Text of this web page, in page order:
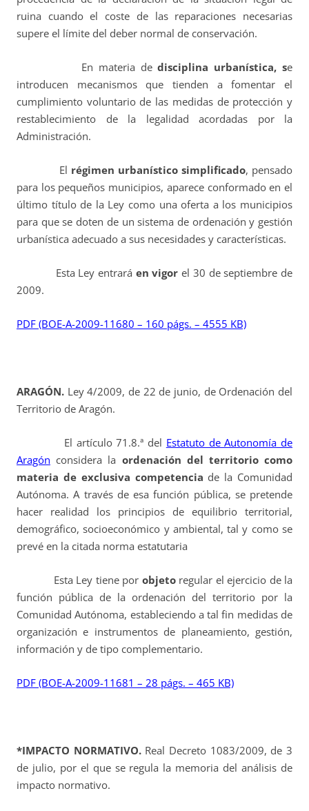
ruina cuando el coste de las reparaciones necesarias
supere el límite del deber normal de conservación.
En materia dedisciplina urbanística, se
introducen mecanismos que tienden a fomentar el
cumplimiento voluntario de las medidas de protección y
restablecimiento de la legalidad acordadas por la
Administración.
El régimen urbanístico simplificado, pensado
para los pequeños municipios, aparece conformado en el
último título de la Ley como una oferta a los municipios
para que se doten de un sistema de ordenación y gestión
urbanística adecuado a sus necesidades y características.
Esta Ley entrará en vigor el 30 de septiembre de
2009.
PDF (BOE-A-2009-11680 – 160 págs. – 4555 KB)
ARAGÓN. Ley 4/2009, de 22 de junio, de Ordenación del
Territorio de Aragón.
El artículo 71.8.ª del Estatuto de Autonomía de
Aragón considera la ordenación del territorio como
materia de exclusiva competencia de la Comunidad
Autónoma. A través de esa función pública, se pretende
hacer realidad los principios de equilibrio territorial,
demográfico, socioeconómico y ambiental, tal y como se
prevé en la citada norma estatutaria
Esta Ley tiene por objetoregular el ejercicio de la
función pública de la ordenación del territorio por la
Comunidad Autónoma, estableciendo a tal fin medidas de
organización e instrumentos de planeamiento, gestión,
información y de tipo complementario.
PDF (BOE-A-2009-11681 – 28 págs. – 465 KB)
*IMPACTO NORMATIVO. Real Decreto 1083/2009, de 3
de julio, por el que se regula la memoria del análisis de
impacto normativo.